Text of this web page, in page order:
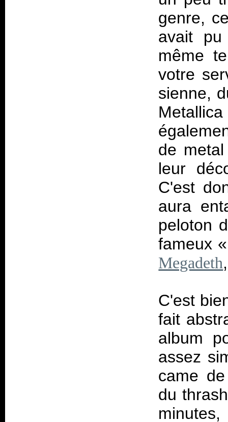
genre,
avait
même
votre
sienne,
de
leur
C'est
aura
peloton
fameux
Megadeth
C'est
fait
album
assez
came
du